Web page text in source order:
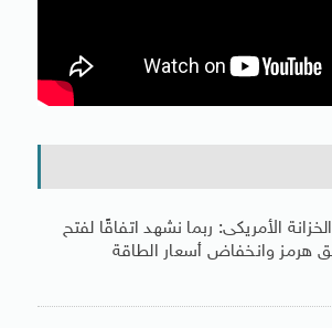
الأمريكى: ربما نشهد اتفاقًا لفتح
هرمز وانخفاض أسعار الطاقة